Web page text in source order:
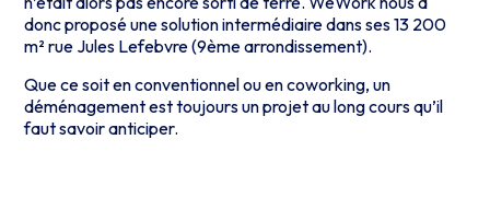
donc proposé une solution intermédiaire dans ses 13 200
m² rue Jules Lefebvre (9ème arrondissement).
Que ce soit en conventionnel ou en coworking, un
déménagement est toujours un projet au long cours qu’il
faut savoir anticiper.